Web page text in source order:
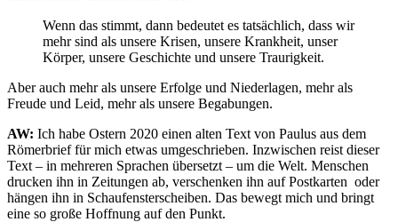
Wenn das stimmt, dann bedeutet es tatsächlich, dass wir
mehr sind als unsere Krisen, unsere Krankheit, unser
Körper, unsere Geschichte und unsere Traurigkeit.
Aber auch mehr als unsere Erfolge und Niederlagen, mehr als
Freude und Leid, mehr als unsere Begabungen.
AW: Ich habe Ostern 2020 einen alten Text von Paulus aus dem
Römerbrief für mich etwas umgeschrieben. Inzwischen reist dieser
Text – in mehreren Sprachen übersetzt – um die Welt. Menschen
drucken ihn in Zeitungen ab, verschenken ihn auf Postkarten oder
hängen ihn in Schaufensterscheiben. Das bewegt mich und bringt
eine so große Hoffnung auf den Punkt.